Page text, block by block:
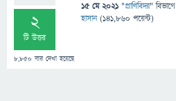
2
টি উত্তর
8,850 বার দেখা হয়েছে
15 মে 2021 "প্রাণিবিদ্যা" বিভাগে
হাসান (141,860 পয়েন্ট)